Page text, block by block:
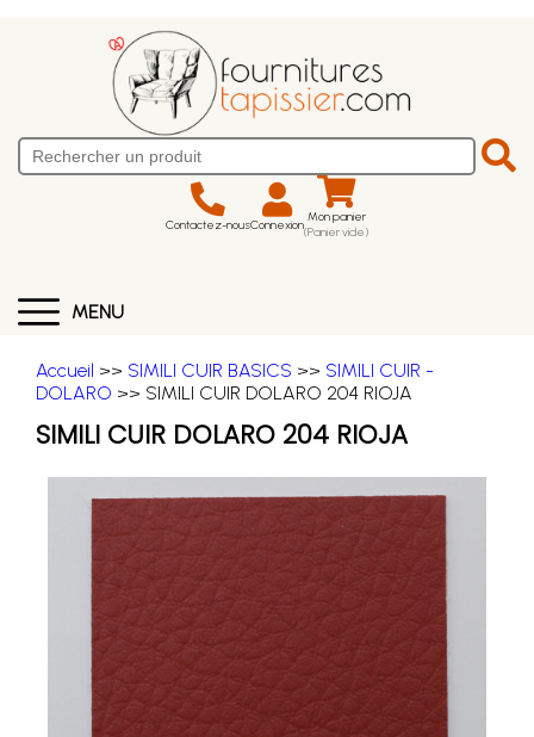
Contactez-nousConnexion Mon panier
(Panier vide)
MENU
Accueil >> SIMILI CUIR BASICS >> SIMILI CUIR -
DOLARO >> SIMILI CUIR DOLARO 204 RIOJA
SIMILI CUIR DOLARO 204 RIOJA